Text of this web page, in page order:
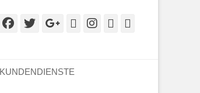
Facebook
Twitter
Googleplus
E-
Instagram
Website
KUNDENDIENSTE